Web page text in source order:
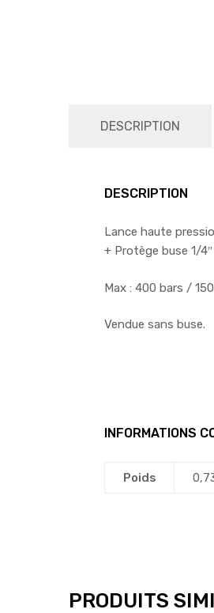
DESCRIPTION
DESCRIPTION
Lance haute
+ Protège buse 1/4″
Max : 400 bars /
Vendue sans buse.
INFORMATIONS
Poids
PRODUITS